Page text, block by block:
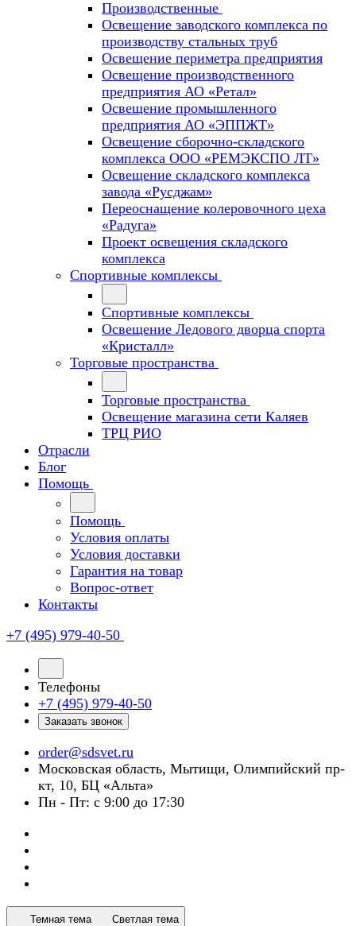
Производственные
Освещение заводского комплекса по
производству стальных труб
Освещение периметра предприятия
Освещение производственного
предприятия АО «Ретал»
Освещение промышленного
предприятия АО «ЭППЖТ»
Освещение сборочно-складского
комплекса ООО «РЕМЭКСПО ЛТ»
Освещение складского комплекса
завода «Русджам»
Переоснащение колеровочного цеха
«Радуга»
Проект освещения складского
комплекса
Спортивные комплексы
Спортивные комплексы
Освещение Ледового дворца спорта
«Кристалл»
Торговые пространства
Торговые пространства
Освещение магазина сети Каляев
ТРЦ РИО
Отрасли
Блог
Помощь
Помощь
Условия оплаты
Условия доставки
Гарантия на товар
Вопрос-ответ
Контакты
+7 (495) 979-40-50
Телефоны
+7 (495) 979-40-50
Заказать звонок
order@sdsvet.ru
Московская область, Мытищи, Олимпийский пр-
кт, 10, БЦ «Альта»
Пн - Пт: с 9:00 до 17:30
Темная тема Светлая тема